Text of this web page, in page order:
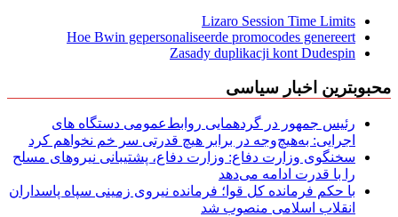
Lizaro Session Time Limits
Hoe Bwin gepersonaliseerde promocodes genereert
Zasady duplikacji kont Dudespin
محبوبترین اخبار سیاسی
رئیس جمهور در گردهمایی روابط‌عمومی دستگاه های
اجرایی: به‌هیچ‌وجه در برابر هیچ قدرتی سر خم نخواهم کرد
سخنگوی وزارت دفاع: وزارت دفاع، پشتیبانی نیرو‌های مسلح
را با قدرت ادامه می‌دهد
با حکم فرمانده کل قوا؛ فرمانده نیروی زمینی سپاه پاسداران
انقلاب اسلامی منصوب شد